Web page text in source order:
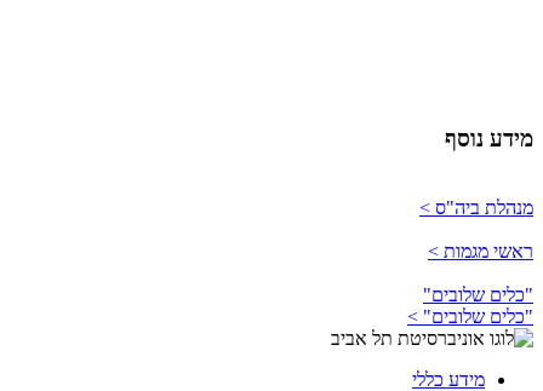
מידע נוסף
מנהלת ביה"ס >
ראשי מגמות >
"כלים שלובים"
"כלים שלובים" >
מידע כללי